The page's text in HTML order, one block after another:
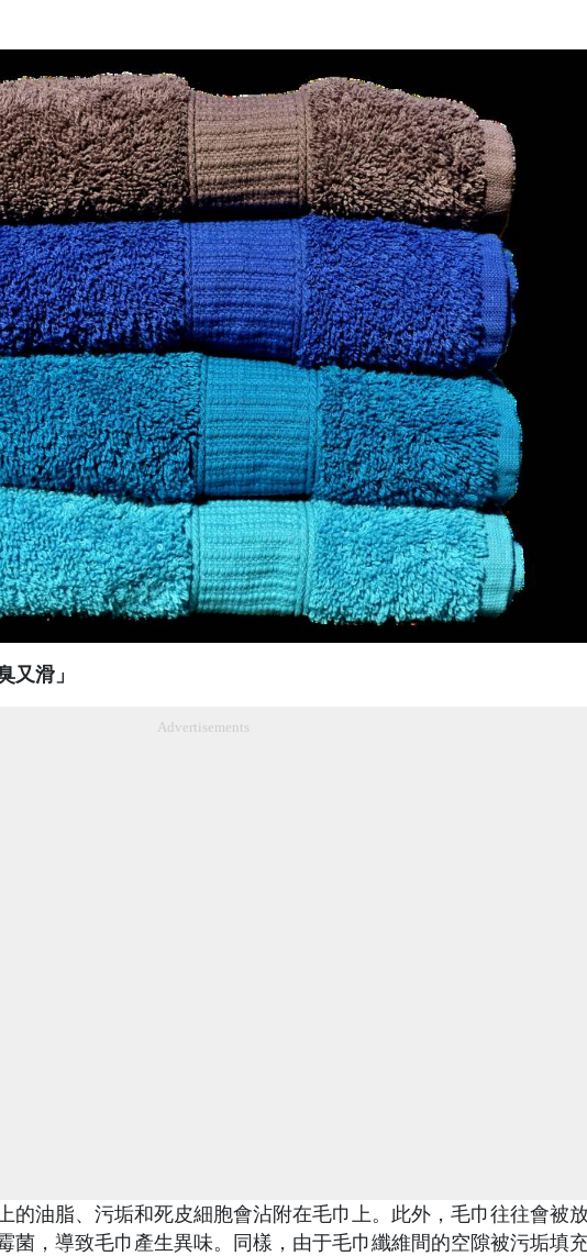
又滑」
Advertisements
的油脂、污垢和死皮細胞會沾附在毛巾上。此外，毛巾往往會被
菌，導致毛巾產生異味。同樣，由于毛巾纖維間的空隙被污垢填